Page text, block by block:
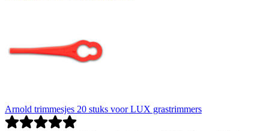
Arnold trimmesjes 20 stuks voor LUX grastrimmers